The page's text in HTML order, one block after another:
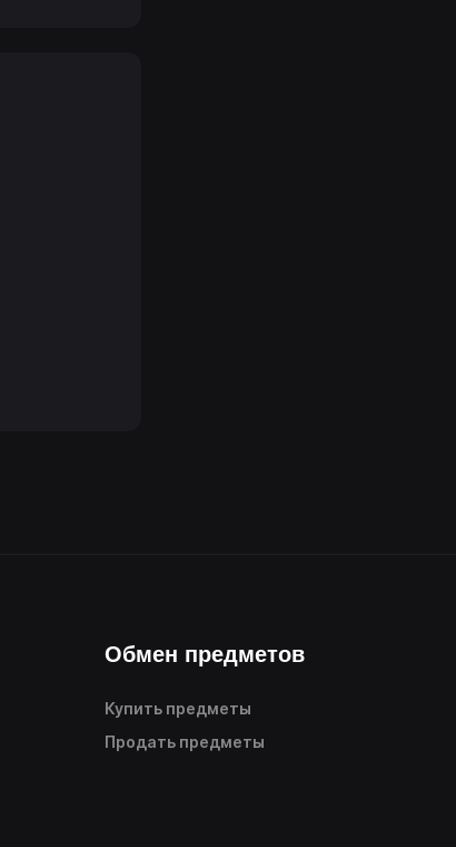
Обмен предметов
Купить предметы
Продать предметы